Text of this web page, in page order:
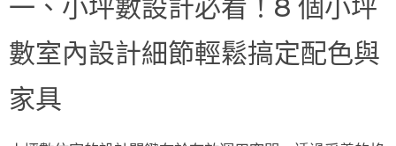
一、小坪數設計必看！8 個小坪
數室內設計細節輕鬆搞定配色與
家具